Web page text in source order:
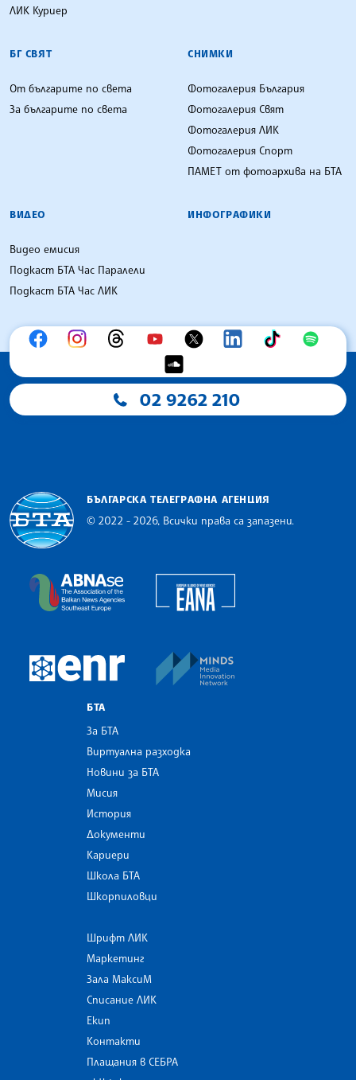
ЛИК Куриер
БГ СВЯТ
От българите по света
За българите по света
СНИМКИ
Фотогалерия България
Фотогалерия Свят
Фотогалерия ЛИК
Фотогалерия Спорт
ПАМЕТ от фотоархива на БТА
ВИДЕО
Видео емисия
Подкаст БТА Час Паралели
Подкаст БТА Час ЛИК
ИНФОГРАФИКИ
02 9262 210
БЪЛГАРСКА ТЕЛЕГРАФНА АГЕНЦИЯ
© 2022 - 2026, Всички права са запазени.
The Assocoation of the Balkan News Agencies
European Newsroom
БТА
За БТА
Виртуална разходка
Новини за БТА
Мисия
История
Документи
Кариери
Школа БТА
Шкорпиловци
Шрифт ЛИК
Маркетинг
Зала МаксиМ
Списание ЛИК
Екип
Контакти
Плащания в СЕБРА